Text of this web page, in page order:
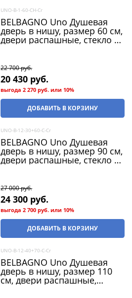
UNO-B-1-60-CH-Cr
BELBAGNO Uno Душевая
дверь в нишу, размер 60 см,
двери распашные, стекло 5
22 700 руб.
20 430 руб.
выгода2 270 руб. или 10%
ДОБАВИТЬ В КОРЗИНУ
UNO-B-12-30+60-C-Cr
BELBAGNO Uno Душевая
дверь в нишу, размер 90 см,
двери распашные, стекло 5
27 000 руб.
24 300 руб.
выгода2 700 руб. или 10%
ДОБАВИТЬ В КОРЗИНУ
UNO-B-12-40+70-C-Cr
BELBAGNO Uno Душевая
дверь в нишу, размер 110
см, двери распашные,